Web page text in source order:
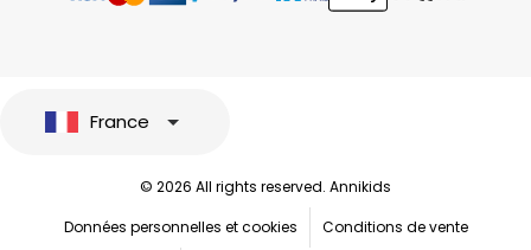
France
© 2026 All rights reserved. Annikids
Données personnelles et cookies
Conditions de vente